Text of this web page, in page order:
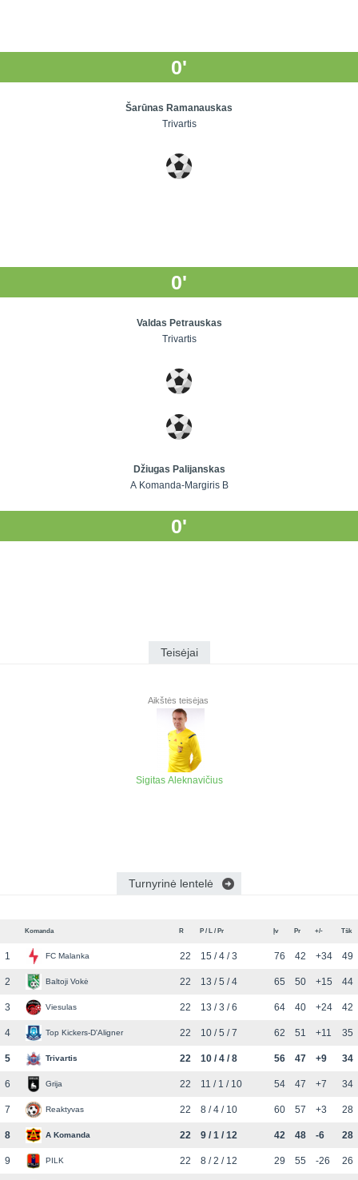
0'
Šarūnas Ramanauskas
Trivartis
0'
Valdas Petrauskas
Trivartis
Džiugas Palijanskas
A Komanda-Margiris B
0'
Teisėjai
Aikštės teisėjas
Sigitas Aleknavičius
Turnyrinė lentelė
Komanda R P / L / Pr Įv Pr +/- Tšk
1 FC Malanka 22 15 / 4 / 3 76 42 +34 49
2 Baltoji Vokė 22 13 / 5 / 4 65 50 +15 44
3 Viesulas 22 13 / 3 / 6 64 40 +24 42
4 Top Kickers-D'Aligner 22 10 / 5 / 7 62 51 +11 35
5 Trivartis 22 10 / 4 / 8 56 47 +9 34
6 Grija 22 11 / 1 / 10 54 47 +7 34
7 Reaktyvas 22 8 / 4 / 10 60 57 +3 28
8 A Komanda 22 9 / 1 / 12 42 48 -6 28
9 PILK 22 8 / 2 / 12 29 55 -26 26